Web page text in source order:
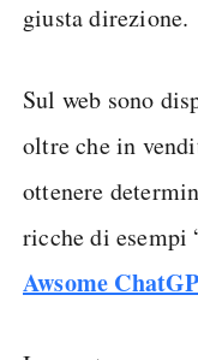
giusta direzione.
Sul web sono
oltre che in
ottenere
ricche di esempi
Awsome